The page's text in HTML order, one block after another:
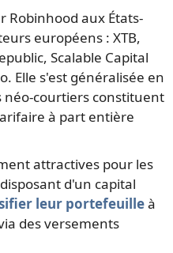
Robinhood aux États-
européens : XTB,
Scalable Capital
Elle s'est généralisée en
néo-courtiers constituent
à part entière
attractives pour les
d'un capital
leur portefeuilleà
des versements